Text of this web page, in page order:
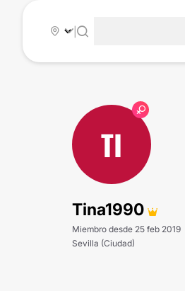
|
TI
Tina1990
Miembro desde 25 feb 2019
Sevilla (Ciudad)